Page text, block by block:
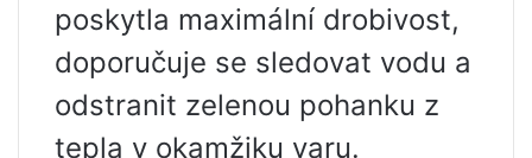
poskytla maximální drobivost,
doporučuje se sledovat vodu a
odstranit zelenou pohanku z
tepla v okamžiku varu.